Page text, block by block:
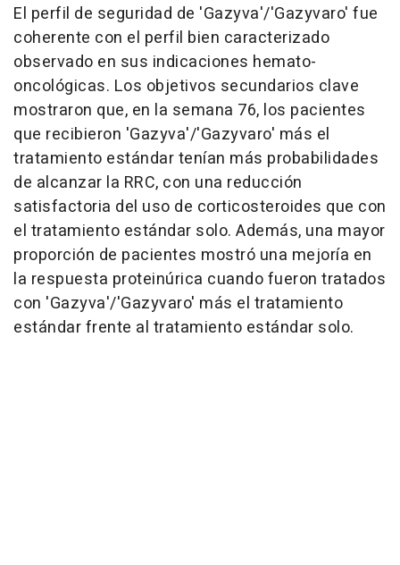
El perfil de seguridad de 'Gazyva'/'Gazyvaro' fue
coherente con el perfil bien caracterizado
observado en sus indicaciones hemato-
oncológicas. Los objetivos secundarios clave
mostraron que, en la semana 76, los pacientes
que recibieron 'Gazyva'/'Gazyvaro' más el
tratamiento estándar tenían más probabilidades
de alcanzar la RRC, con una reducción
satisfactoria del uso de corticosteroides que con
el tratamiento estándar solo. Además, una mayor
proporción de pacientes mostró una mejoría en
la respuesta proteinúrica cuando fueron tratados
con 'Gazyva'/'Gazyvaro' más el tratamiento
estándar frente al tratamiento estándar solo.